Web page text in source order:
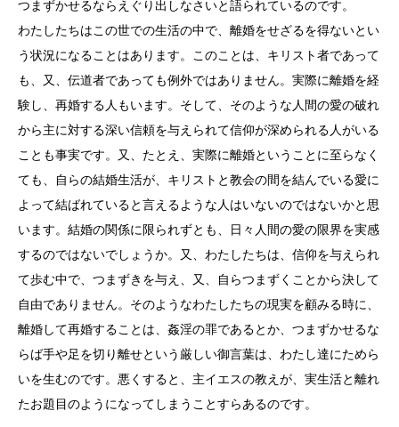
つまずかせるならえぐり出しなさいと語られているのです。
わたしたちはこの世での生活の中で、離婚をせざるを得ないとい
う状況になることはあります。このことは、キリスト者であって
も、又、伝道者であっても例外ではありません。実際に離婚を経
験し、再婚する人もいます。そして、そのような人間の愛の破れ
から主に対する深い信頼を与えられて信仰が深められる人がいる
ことも事実です。又、たとえ、実際に離婚ということに至らなく
ても、自らの結婚生活が、キリストと教会の間を結んでいる愛に
よって結ばれていると言えるような人はいないのではないかと思
います。結婚の関係に限られずとも、日々人間の愛の限界を実感
するのではないでしょうか。又、わたしたちは、信仰を与えられ
て歩む中で、つまずきを与え、又、自らつまずくことから決して
自由でありません。そのようなわたしたちの現実を顧みる時に、
離婚して再婚することは、姦淫の罪であるとか、つまずかせるな
らば手や足を切り離せという厳しい御言葉は、わたし達にためら
いを生むのです。悪くすると、主イエスの教えが、実生活と離れ
たお題目のようになってしまうことすらあるのです。